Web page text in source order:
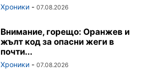
Хроники - 07.08.2026
Внимание, горещо: Оранжев и
жълт код за опасни жеги в
почти...
Хроники - 07.08.2026